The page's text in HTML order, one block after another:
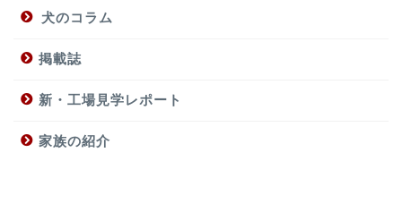
犬のコラム
掲載誌
新・工場見学レポート
家族の紹介